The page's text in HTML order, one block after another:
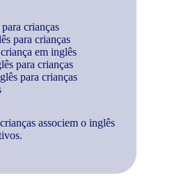
crianças
para crianças
em inglês
para crianças
para crianças
associem o inglês